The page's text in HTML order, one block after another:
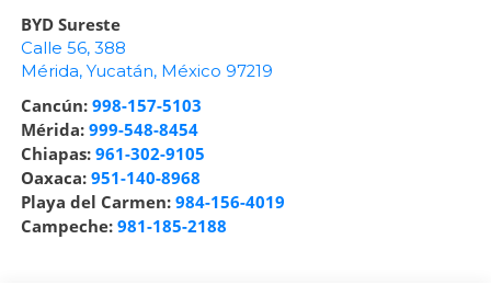
BYD Sureste
Calle 56, 388
Mérida, Yucatán, México 97219
Cancún: 998-157-5103
Mérida: 999-548-8454
Chiapas: 961-302-9105
Oaxaca: 951-140-8968
Playa del Carmen: 984-156-4019
Campeche: 981-185-2188